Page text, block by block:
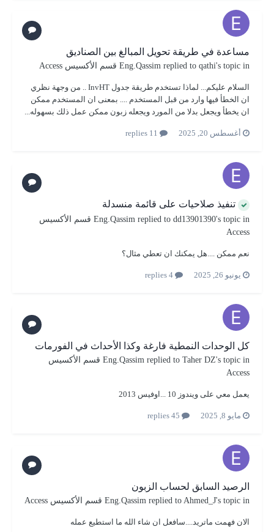
مساعدة في طريقة تحويل المبالغ بين الصناديق
Eng.Qassim replied to qathi's topic in قسم الأكسيس Access
السلام عليكم... لماذا تستخدم طريقة جدول InvHT .. من وجهة نظري
ان الخطأ فيها وارد من قبل المستخدم .... بمعنى ان المستخدم ممكن
ان يخطأ ويجعل بدلا من المورد ويجعله زبون ممكن عمل ذلك بسهوله...
أغسطس 20, 2025
تنفيذ صلاحيات على قائمة منسدلة
Eng.Qassim replied to dd13901390's topic in
قسم الأكسيس
Access
نعم ممكن ....هل يمكنك ان تعطي مثال؟
يونيو 26, 2025
كل الوحدات النمطية فارغة وكذا الأحداث في الفورمات
Eng.Qassim replied to Taher DZ's topic in
قسم الأكسيس
Access
يعمل معي على ويندوز 10 ...اوفيس 2013
مايو 8, 2025
الرصيد السابق لحساب الزبون
Eng.Qassim replied to Ahmed_J's topic in قسم الأكسيس Access
الان فهمت ماتريد....سافعل ان شاء الله ما استطيع عمله